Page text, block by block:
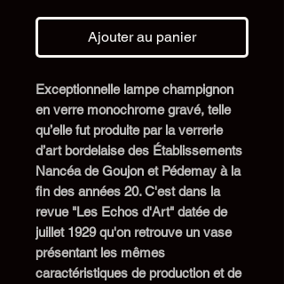
Ajouter au panier
Exceptionnelle lampe champignon
en verre monochrome gravé, telle
qu’elle fut produite par la verrerie
d’art bordelaise des Établissements
Nancéa de Goujon et Pédemay à la
fin des années 20. C'est dans la
revue "Les Echos d'Art" datée de
juillet 1929 qu'on retrouve un vase
présentant les mêmes
caractéristiques de production et de